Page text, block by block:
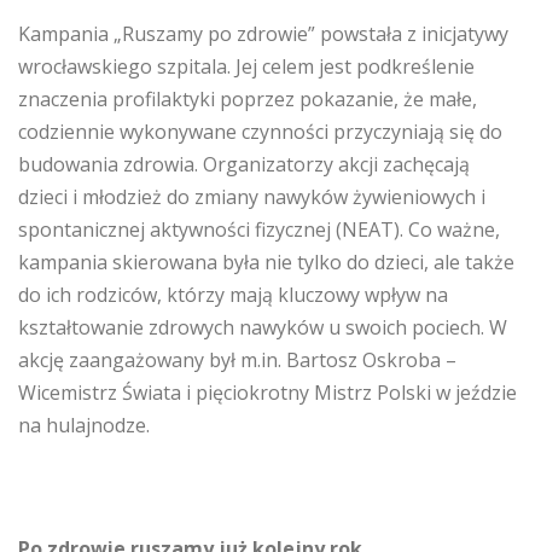
Kampania „Ruszamy po zdrowie” powstała z inicjatywy
wrocławskiego szpitala. Jej celem jest podkreślenie
znaczenia profilaktyki poprzez pokazanie, że małe,
codziennie wykonywane czynności przyczyniają się do
budowania zdrowia. Organizatorzy akcji zachęcają
dzieci i młodzież do zmiany nawyków żywieniowych i
spontanicznej aktywności fizycznej (NEAT). Co ważne,
kampania skierowana była nie tylko do dzieci, ale także
do ich rodziców, którzy mają kluczowy wpływ na
kształtowanie zdrowych nawyków u swoich pociech. W
akcję zaangażowany był m.in. Bartosz Oskroba –
Wicemistrz Świata i pięciokrotny Mistrz Polski w jeździe
na hulajnodze.